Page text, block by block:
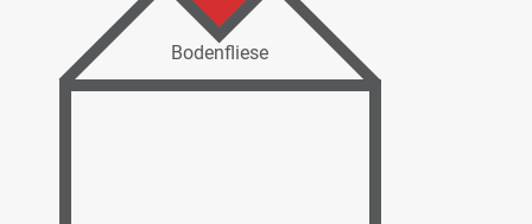
Bodenfliese